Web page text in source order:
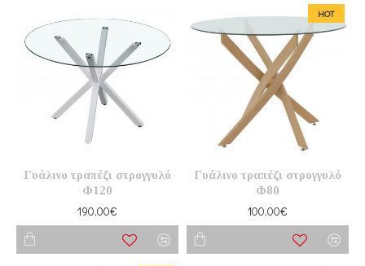
Γυάλινο τραπέζι στρογγυλό
Φ120
190,00€
HOT
Γυάλινο τραπέζι στρογγυλό
Φ80
100,00€